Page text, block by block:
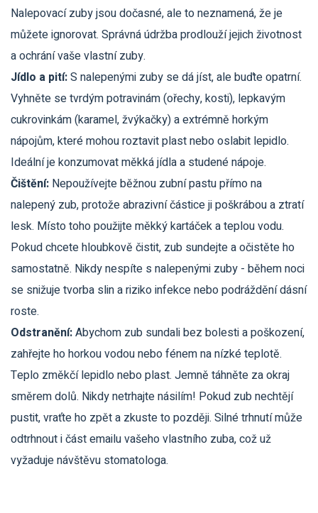
Nalepovací zuby jsou dočasné, ale to neznamená, že je
můžete ignorovat. Správná údržba prodlouží jejich životnost
a ochrání vaše vlastní zuby.
Jídlo a pití:S nalepenými zuby se dá jíst, ale buďte opatrní.
Vyhněte se tvrdým potravinám (ořechy, kosti), lepkavým
cukrovinkám (karamel, žvýkačky) a extrémně horkým
nápojům, které mohou roztavit plast nebo oslabit lepidlo.
Ideální je konzumovat měkká jídla a studené nápoje.
Čištění: Nepoužívejte běžnou zubní pastu přímo na
nalepený zub, protože abrazivní částice ji poškrábou a ztratí
lesk. Místo toho použijte měkký kartáček a teplou vodu.
Pokud chcete hloubkově čistit, zub sundejte a očistěte ho
samostatně. Nikdy nespíte s nalepenými zuby - během noci
se snižuje tvorba slin a riziko infekce nebo podráždění dásní
roste.
Odstranění:Abychom zub sundali bez bolesti a poškození,
zahřejte ho horkou vodou nebo fénem na nízké teplotě.
Teplo změkčí lepidlo nebo plast. Jemně táhněte za okraj
směrem dolů. Nikdy netrhajte násilím! Pokud zub nechtějí
pustit, vraťte ho zpět a zkuste to později. Silné trhnutí může
odtrhnout i část emailu vašeho vlastního zuba, což už
vyžaduje návštěvu stomatologa.